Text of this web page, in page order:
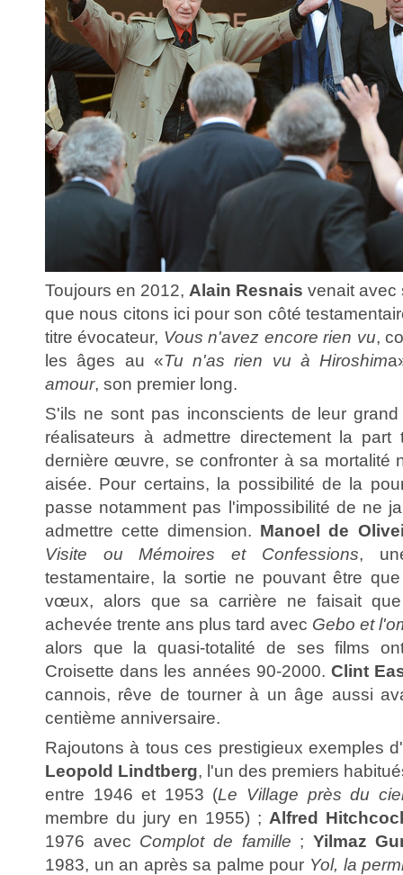
Toujours en 2012, Alain Resnais venait avec
que nous citons ici pour son côté
titre évocateur, Vous n'avez encore rien vu,
les âges au «Tu n'as rien vu à Hiroshim
amour, son premier long.
S'ils ne sont pas inconscients de leur
réalisateurs à admettre directement la part
dernière œuvre, se confronter à sa mortalité
aisée. Pour certains, la possibilité de la
passe notamment pas l'impossibilité de ne
admettre cette dimension. Manoel de
Visite ou Mémoires et Confessions,
testamentaire, la sortie ne pouvant être
vœux, alors que sa carrière ne faisait
achevée trente ans plus tard avec Gebo et
alors que la quasi-totalité de ses films
Croisette dans les années 90-2000.Clint
cannois, rêve de tourner à un âge aussi
centième anniversaire.
Rajoutons à tous ces prestigieux exemples
Leopold Lindtberg, l'un des premiers
entre 1946 et 1953 (Le Village près du
membre du jury en 1955) ; Alfred
1976 avec Complot de famille ; Yilmaz
1983, un an après sa palme pour Yol, la